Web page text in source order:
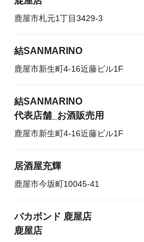
鹿屋市札元1丁目3429-3
結SANMARINO
鹿屋市新生町4-16近藤ビル1F
結SANMARINO
代表店舗_お酒販売用
鹿屋市新生町4-16近藤ビル1F
居酒屋充輝
鹿屋市今坂町10045-41
バカボンド 鹿屋店
鹿屋店